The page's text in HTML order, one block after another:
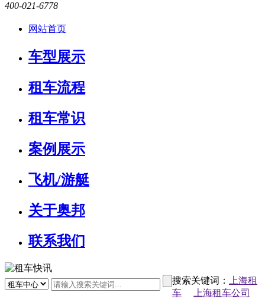
400-021-6778
网站首页
车型展示
租车流程
租车常识
案例展示
飞机/游艇
关于奥邦
联系我们
搜索关键词：
上海租
车
上海租车公司